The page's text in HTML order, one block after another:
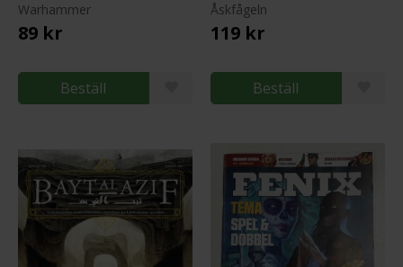
Warhammer
89 kr
Beställ
Åskfågeln
119 kr
Beställ